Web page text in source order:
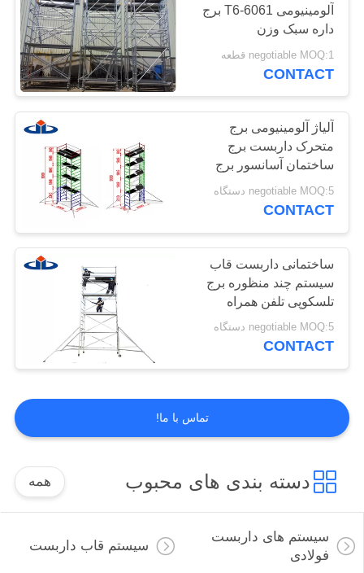
آلومینیومی 6061-T6 برج
داره سبک وزن
negotiable MOQ:1 قطعه
CONTACT
آلیاژ آلومینیومی برج
متحرک داربست برج
ساختمان آسانسور برج
272kg ظرفیت بار
negotiable MOQ:5 دستگاه
CONTACT
ساختمانی داربست قاب
سیستم چند منظوره برج
تلسکوپی تلفن همراه
negotiable MOQ:5 دستگاه
CONTACT
تماس با ما!
دسته بندی های محبوب همه
سیستم های داربست
فولادی
سیستم قاب داربست